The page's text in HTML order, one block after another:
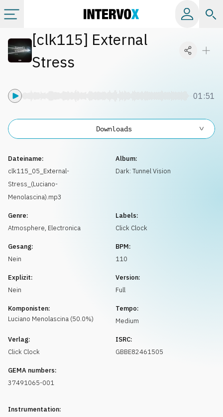
Kategorien
Info
Musikanfrage
[clk115] External
Stress
01:51
Dateiname:
clk115_05_External-
Stress_(Luciano-
Menolascina).mp3
Album:
Dark: Tunnel Vision
Genre:
Atmosphere, Electronica
Labels:
Click Clock
Gesang:
Nein
BPM:
110
Explizit:
Nein
Version:
Full
Komponisten:
Luciano Menolascina (50.0%)
Tempo:
Medium
Verlag:
Click Clock
ISRC:
GBBE82461505
GEMA numbers:
37491065-001
Instrumentation:
Downloads